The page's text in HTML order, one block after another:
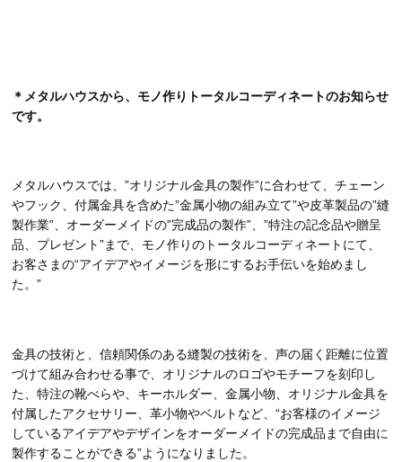
＊メタルハウスから、モノ作りトータルコーディネートのお知らせ
です。
メタルハウスでは、”オリジナル金具の製作”に合わせて、チェーン
やフック、付属金具を含めた”金属小物の組み立て”や皮革製品の”縫
製作業”、オーダーメイドの”完成品の製作”、”特注の記念品や贈呈
品、プレゼント”まで、モノ作りのトータルコーディネートにて、
お客さまの“アイデアやイメージを形にするお手伝いを始めまし
た。”
金具の技術と、信頼関係のある縫製の技術を、声の届く距離に位置
づけて組み合わせる事で、オリジナルのロゴやモチーフを刻印し
た、特注の靴べらや、キーホルダー、金属小物、オリジナル金具を
付属したアクセサリー、革小物やベルトなど、“お客様のイメージ
しているアイデアやデザインをオーダーメイドの完成品まで自由に
製作することができる”ようになりました。